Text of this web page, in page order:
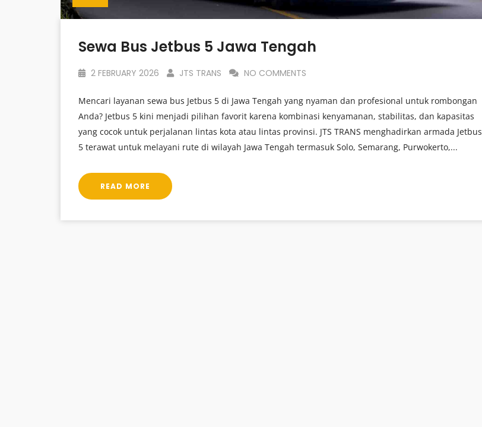
Sewa Bus Jetbus 5 Jawa Tengah
2 FEBRUARY 2026 JTS TRANS NO COMMENTS
Mencari layanan sewa bus Jetbus 5 di Jawa Tengah yang nyaman dan profesional untuk rombongan
Anda? Jetbus 5 kini menjadi pilihan favorit karena kombinasi kenyamanan, stabilitas, dan kapasitas
yang cocok untuk perjalanan lintas kota atau lintas provinsi. JTS TRANS menghadirkan armada Jetbus
5 terawat untuk melayani rute di wilayah Jawa Tengah termasuk Solo, Semarang, Purwokerto,...
READ MORE